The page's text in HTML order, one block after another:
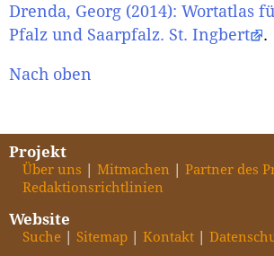
Drenda, Georg (2014): Wortatlas
Pfalz und Saarpfalz. St. Ingbert
.
Nach oben
Projekt
Über uns Mitmachen
Partner des
Redaktionsrichtlinien
Website
Suche Sitemap Kontakt